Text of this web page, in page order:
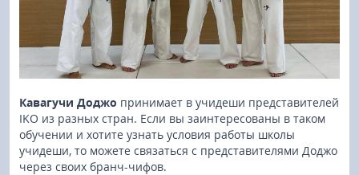
Кавагучи Доджо принимает в учидеши представителей
IKO из разных стран. Если вы заинтересованы в таком
обучении и хотите узнать условия работы школы
учидеши, то можете связаться с представителями Доджо
через своих бранч-чифов.